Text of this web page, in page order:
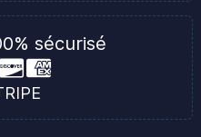
sécurisé